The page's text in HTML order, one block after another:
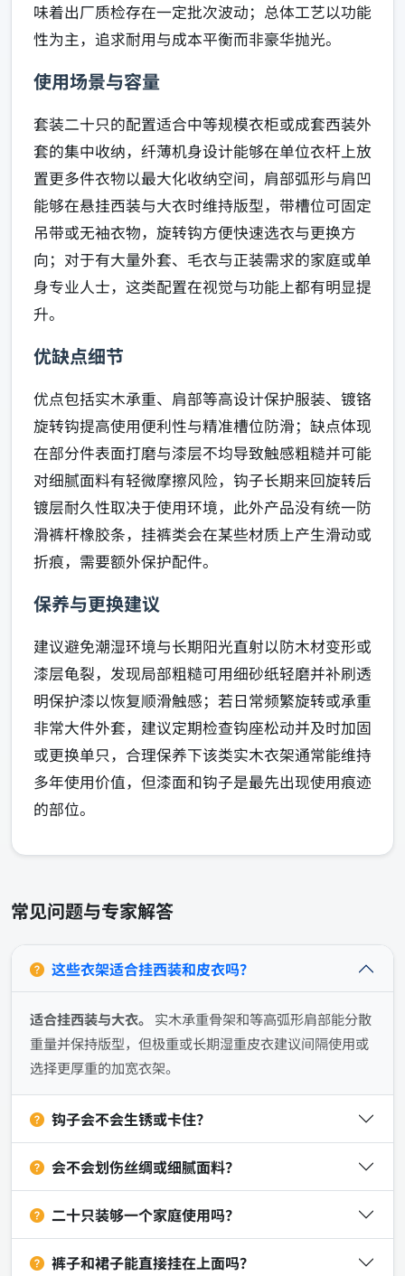
味着出厂质检存在一定批次波动；总体工艺以功能
性为主，追求耐用与成本平衡而非豪华抛光。
使用场景与容量
套装二十只的配置适合中等规模衣柜或成套西装外
套的集中收纳，纤薄机身设计能够在单位衣杆上放
置更多件衣物以最大化收纳空间，肩部弧形与肩凹
能够在悬挂西装与大衣时维持版型，带槽位可固定
吊带或无袖衣物，旋转钩方便快速选衣与更换方
向；对于有大量外套、毛衣与正装需求的家庭或单
身专业人士，这类配置在视觉与功能上都有明显提
升。
优缺点细节
优点包括实木承重、肩部等高设计保护服装、镀铬
旋转钩提高使用便利性与精准槽位防滑；缺点体现
在部分件表面打磨与漆层不均导致触感粗糙并可能
对细腻面料有轻微摩擦风险，钩子长期来回旋转后
镀层耐久性取决于使用环境，此外产品没有统一防
滑裤杆橡胶条，挂裤类会在某些材质上产生滑动或
折痕，需要额外保护配件。
保养与更换建议
建议避免潮湿环境与长期阳光直射以防木材变形或
漆层龟裂，发现局部粗糙可用细砂纸轻磨并补刷透
明保护漆以恢复顺滑触感；若日常频繁旋转或承重
非常大件外套，建议定期检查钩座松动并及时加固
或更换单只，合理保养下该类实木衣架通常能维持
多年使用价值，但漆面和钩子是最先出现使用痕迹
的部位。
常见问题与专家解答
这些衣架适合挂西装和皮衣吗？
适合挂西装与大衣。 实木承重骨架和等高弧形肩部能分散
重量并保持版型，但极重或长期湿重皮衣建议间隔使用或
选择更厚重的加宽衣架。
钩子会不会生锈或卡住？
会不会划伤丝绸或细腻面料？
二十只装够一个家庭使用吗？
裤子和裙子能直接挂在上面吗？